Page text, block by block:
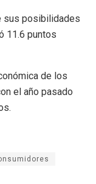
sus posibilidades
11.6 puntos
de los
el año pasado